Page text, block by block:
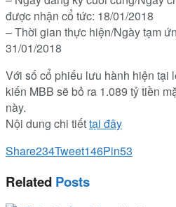
được nhận cổ tức: 18/01/2018
– Thời gian thực hiện/Ngày tạm
31/01/2018
Với số cổ phiếu lưu hành hiện tại
kiến MBB sẽ bỏ ra 1.089 tỷ tiền
này.
Nội dung chi tiếttại đây
Share234Tweet146Pin53
Related Posts